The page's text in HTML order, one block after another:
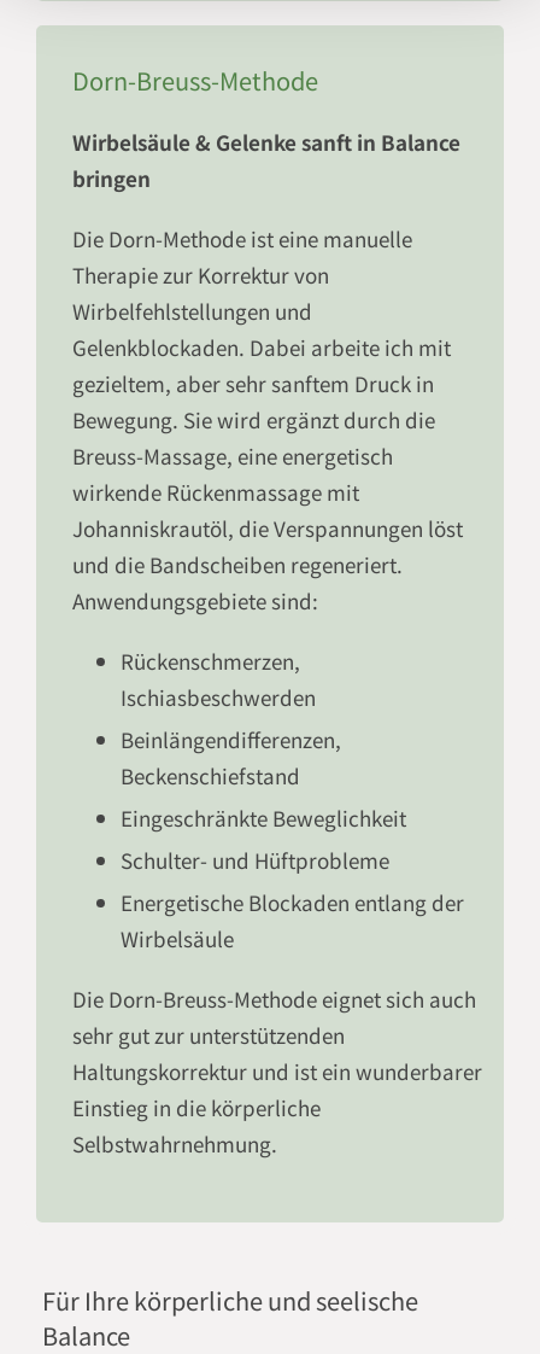
Dorn-Breuss-Methode
Wirbelsäule & Gelenke sanft in Balance
bringen
Die Dorn-Methode ist eine manuelle
Therapie zur Korrektur von
Wirbelfehlstellungen und
Gelenkblockaden. Dabei arbeite ich mit
gezieltem, aber sehr sanftem Druck in
Bewegung. Sie wird ergänzt durch die
Breuss-Massage, eine energetisch
wirkende Rückenmassage mit
Johanniskrautöl, die Verspannungen löst
und die Bandscheiben regeneriert.
Anwendungsgebiete sind:
Rückenschmerzen,
Ischiasbeschwerden
Beinlängendifferenzen,
Beckenschiefstand
Eingeschränkte Beweglichkeit
Schulter- und Hüftprobleme
Energetische Blockaden entlang der
Wirbelsäule
Die Dorn-Breuss-Methode eignet sich auch
sehr gut zur unterstützenden
Haltungskorrektur und ist ein wunderbarer
Einstieg in die körperliche
Selbstwahrnehmung.
Für Ihre körperliche und seelische
Balance